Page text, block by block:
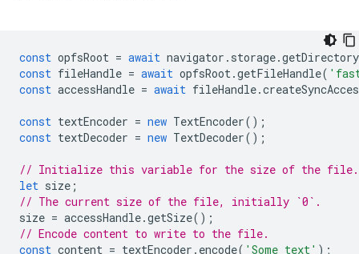
const opfsRoot = await navigator . storage.getDirectory
const fileHandle = await opfsRoot .getFileHandle(
const accessHandle = await fileHandle.
const textEncoder = new TextEncoder();
const textDecoder = new TextDecoder();
// Initialize this variable for the size of the file.
let size ;
// The current size of the file, initially `0`.
size = accessHandle.getSize();
// Encode content to write to the file.
const content = textEncoder . encode( 'Some text' );